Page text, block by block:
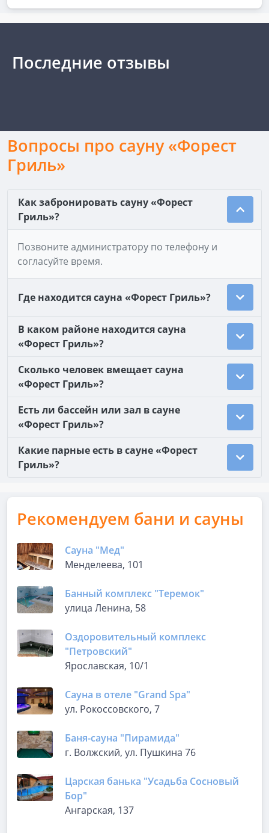
Последние отзывы
Вопросы про сауну «Форест
Гриль»
Как забронировать сауну «Форест
Гриль»?
Позвоните администратору по телефону и
согласуйте время.
Где находится сауна «Форест Гриль»?
В каком районе находится сауна
«Форест Гриль»?
Сколько человек вмещает сауна
«Форест Гриль»?
Есть ли бассейн или зал в сауне
«Форест Гриль»?
Какие парные есть в сауне «Форест
Гриль»?
Рекомендуем бани и сауны
Сауна "Мед"
Менделеева, 101
Банный комплекс "Теремок"
улица Ленина, 58
Оздоровительный комплекс
"Петровский"
Ярославская, 10/1
Сауна в отеле "Grand Spa"
ул. Рокоссовского, 7
Баня-сауна "Пирамида"
г. Волжский, ул. Пушкина 76
Царская банька "Усадьба Сосновый
Бор"
Ангарская, 137